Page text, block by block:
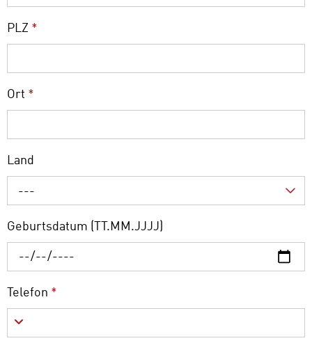
PLZ *
Ort *
Land
---
Geburtsdatum (TT.MM.JJJJ)
Telefon *